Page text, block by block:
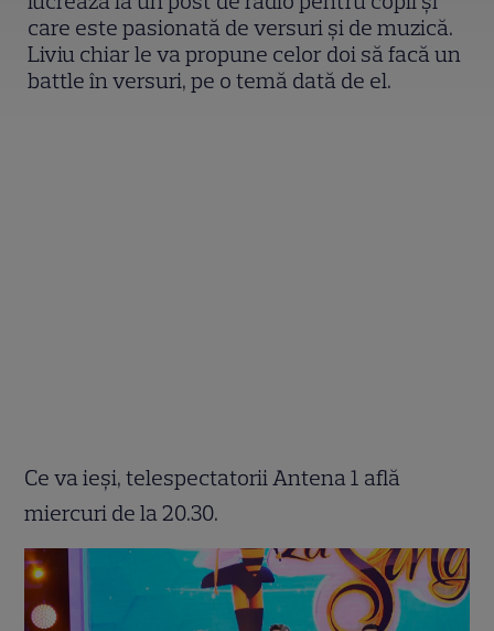
care este pasionată de versuri și de muzică.
Liviu chiar le va propune celor doi să facă un
battle în versuri, pe o temă dată de el.
Ce va ieși, telespectatorii Antena 1 află
miercuri de la 20.30.